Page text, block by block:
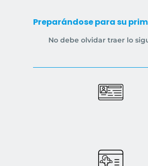
Preparándose para su
No debe olvidar traer lo